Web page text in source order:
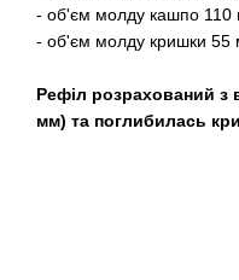
- об'єм молду кашпо 110
- об'єм молду кришки 55
Рефіл розрахований з
мм) та поглибилась